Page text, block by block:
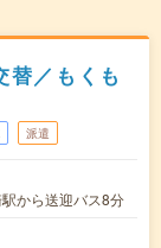
替／もくも
派遣
から送迎バス8分